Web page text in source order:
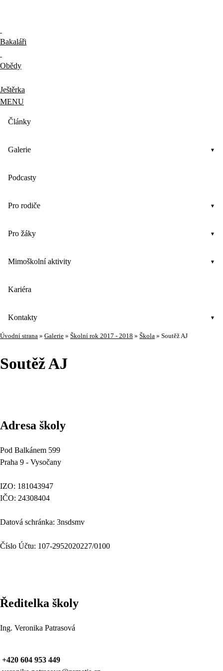
Bakaláři
Obědy
Ještěrka
MENU
Články
Galerie
Podcasty
Pro rodiče
Pro žáky
Mimoškolní aktivity
Kariéra
Kontakty
Úvodní strana » Galerie » Školní rok 2017 - 2018 » Škola » Soutěž AJ
Soutěž AJ
Adresa školy
Pod Balkánem 599
Praha 9 - Vysočany
IZO: 181043947
IČO: 24308404
Datová schránka: 3nsdsmv
Číslo Účtu: 107-2952020227/0100
Ředitelka školy
Ing. Veronika Patrasová
+420 604 953 449